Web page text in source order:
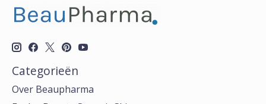
Categorieën
Over Beaupharma